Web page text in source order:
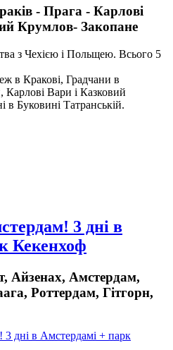
- Прага - Карлові
Крумлов- Закопане
з Чехією і Польщею. Всього 5
в Кракові, Градчани в
Карлові Вари і Казковий
в Буковині Татранській.
3 дні в
Кекенхоф
Айзенах, Амстердам,
Роттердам, Гітгорн,